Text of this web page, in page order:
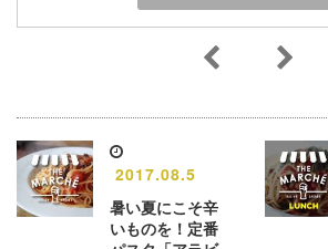
2017.08.5
暑い夏にこそ辛
いものを！定番